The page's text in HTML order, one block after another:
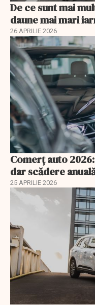
De ce sunt mai
daune mai mari
26 APRILIE 2026
Comerț auto
dar scădere
25 APRILIE 2026